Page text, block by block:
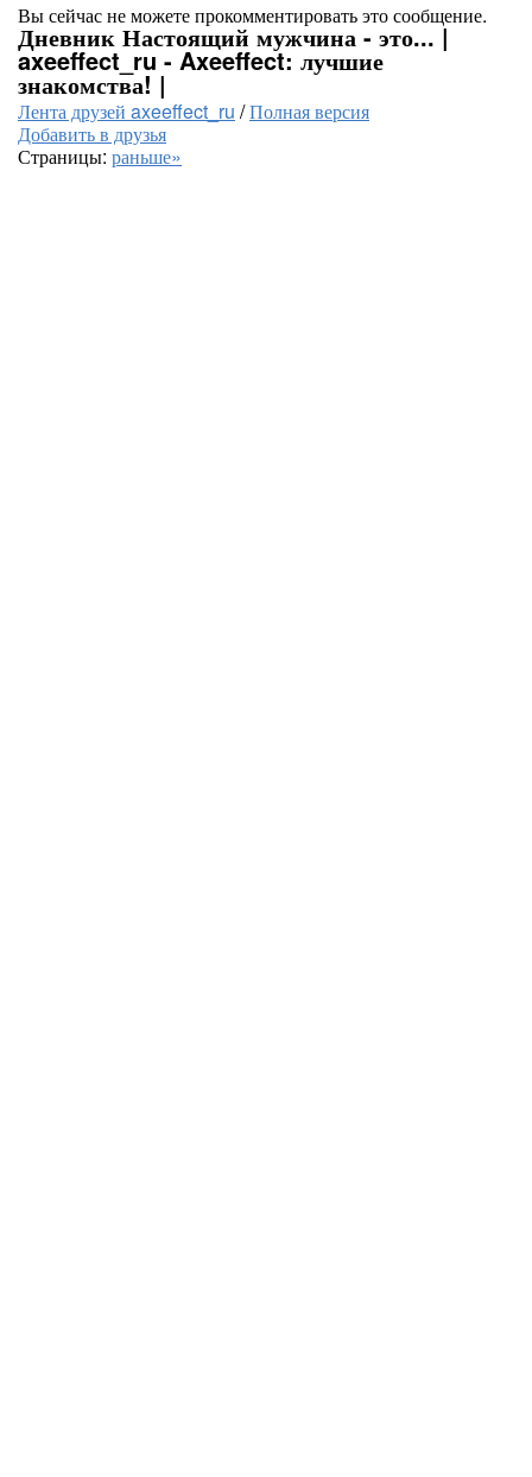
Вы сейчас не можете прокомментировать это сообщение.
Дневник Настоящий мужчина - это... |
axeeffect_ru - Axeeffect: лучшие
знакомства! |
Лента друзей axeeffect_ru /Полная версия
Добавить в друзья
Страницы: раньше»